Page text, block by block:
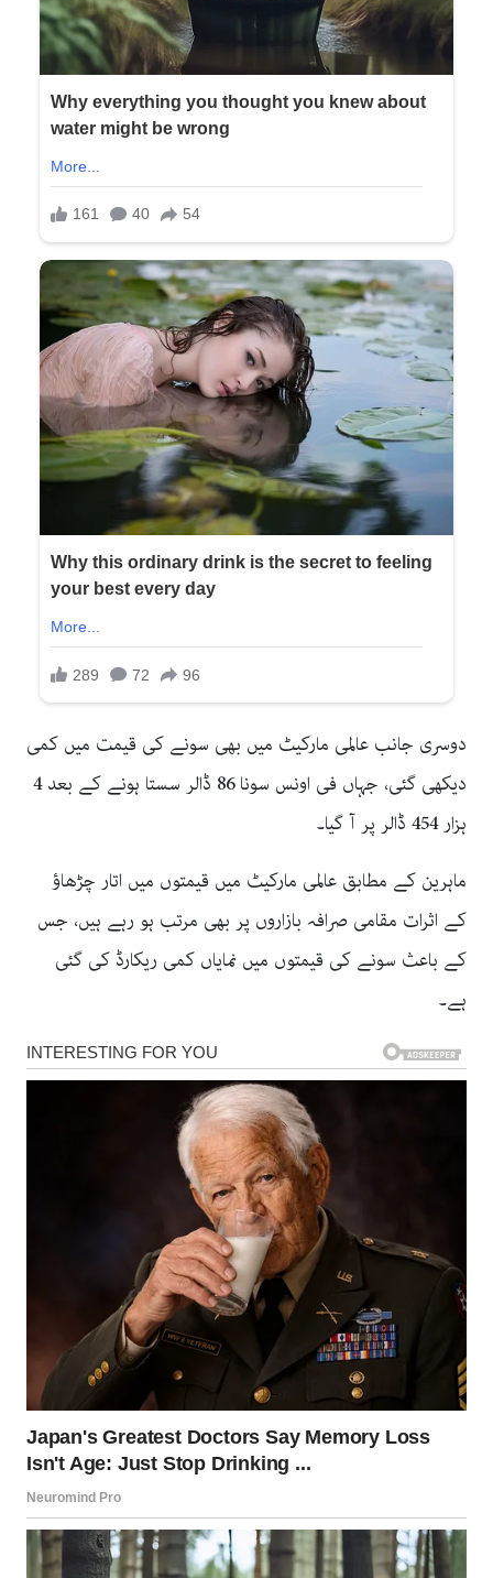
دوسری جانب عالمی مارکیٹ میں بھی سونے کی قیمت میں کمی
دیکھی گئی، جہاں فی اونس سونا 86 ڈالر سستا ہونے کے بعد 4
ہزار 454 ڈالر پر آ گیا۔
ماہرین کے مطابق عالمی مارکیٹ میں قیمتوں میں اتار چڑھاؤ
کے اثرات مقامی صرافہ بازاروں پر بھی مرتب ہو رہے ہیں، جس
کے باعث سونے کی قیمتوں میں نمایاں کمی ریکارڈ کی گئی
ہے۔